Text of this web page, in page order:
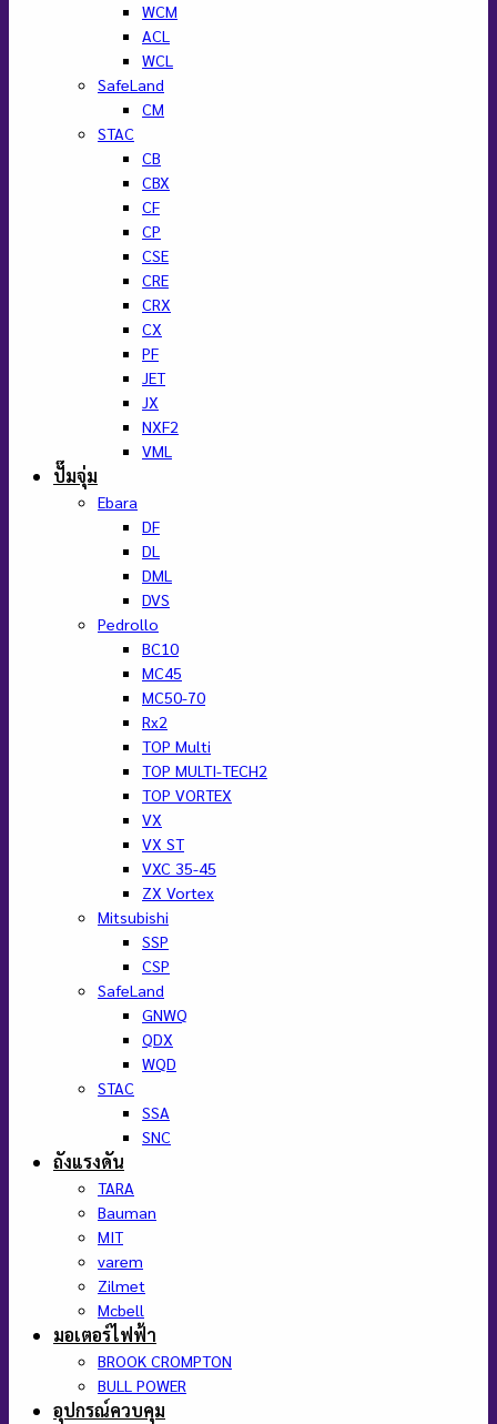
WCM
ACL
WCL
SafeLand
CM
STAC
CB
CBX
CF
CP
CSE
CRE
CRX
CX
PF
JET
JX
NXF2
VML
ปั๊มจุ่ม
Ebara
DF
DL
DML
DVS
Pedrollo
BC10
MC45
MC50-70
Rx2
TOP Multi
TOP MULTI-TECH2
TOP VORTEX
VX
VX ST
VXC 35-45
ZX Vortex
Mitsubishi
SSP
CSP
SafeLand
GNWQ
QDX
WQD
STAC
SSA
SNC
ถังแรงดัน
TARA
Bauman
MIT
varem
Zilmet
Mcbell
มอเตอร์ไฟฟ้า
BROOK CROMPTON
BULL POWER
อุปกรณ์ควบคุม